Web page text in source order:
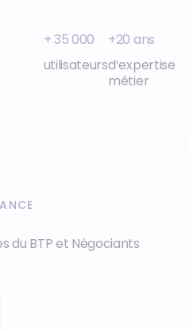
+ 35 000
utilisateurs
+20 ans
d’expertise
métier
du BTP et Négociants